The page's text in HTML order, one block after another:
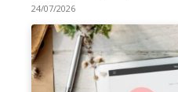
24/07/2026